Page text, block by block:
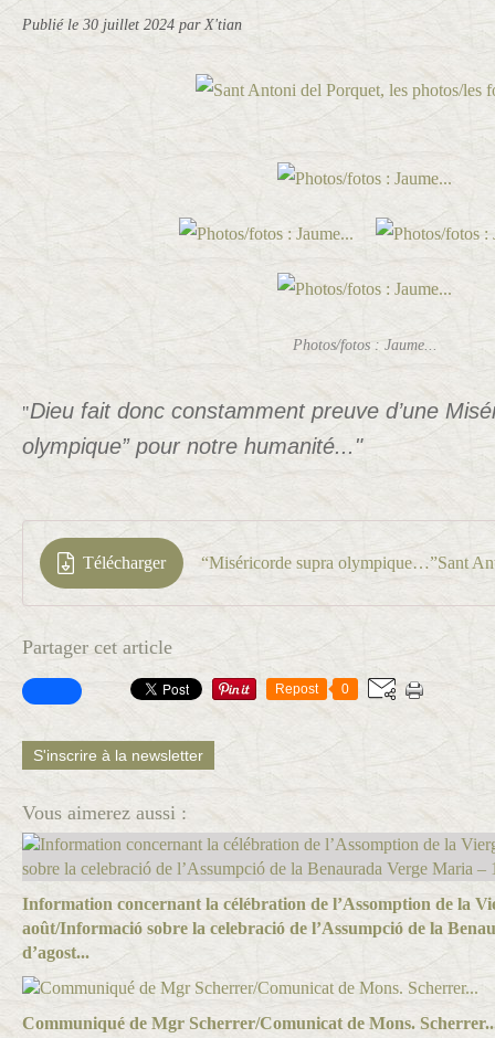
Publié le 30 juillet 2024 par X'tian
Photos/fotos : Jaume...
"Dieu fait donc constamment preuve d’une
olympique” pour notre humanité..."
Télécharger
Partager cet article
Repost 0
S'inscrire à la newsletter
Vous aimerez aussi :
Information concernant la célébration de l’Assomption de la
août/Informació sobre la celebració de l’Assumpció de la
d’agost...
Communiqué de Mgr Scherrer/Comunicat de Mons.